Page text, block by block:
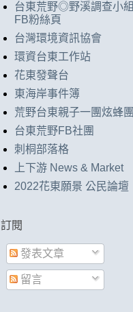
台東荒野◎野溪調查小組
FB粉絲頁
台灣環境資訊協會
環資台東工作站
花東發聲台
東海岸事件簿
荒野台東親子一團炫蜂團
台東荒野FB社團
刺桐部落格
上下游 News & Market
2022花東願景 公民論壇
訂閱
發表文章
留言